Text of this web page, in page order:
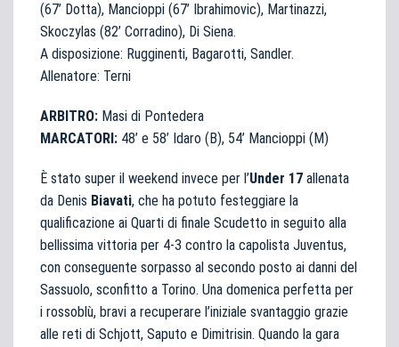
(67’ Dotta), Mancioppi (67’ Ibrahimovic), Martinazzi,
Skoczylas (82’ Corradino), Di Siena.
A disposizione: Rugginenti, Bagarotti, Sandler.
Allenatore: Terni
ARBITRO: Masi di Pontedera
MARCATORI: 48’ e 58’ Idaro (B), 54’ Mancioppi (M)
È stato super il weekend invece per l’Under 17 allenata
da Denis Biavati, che ha potuto festeggiare la
qualificazione ai Quarti di finale Scudetto in seguito alla
bellissima vittoria per 4-3 contro la capolista Juventus,
con conseguente sorpasso al secondo posto ai danni del
Sassuolo, sconfitto a Torino. Una domenica perfetta per
i rossoblù, bravi a recuperare l’iniziale svantaggio grazie
alle reti di Schjott, Saputo e Dimitrisin. Quando la gara